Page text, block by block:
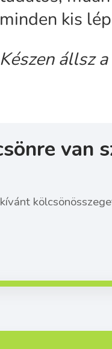
minden kis
Készen állsz